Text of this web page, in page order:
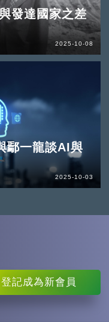
發達國家之差
2025-10-08
鄢一龍談AI與
2025-10-03
登記成為新會員